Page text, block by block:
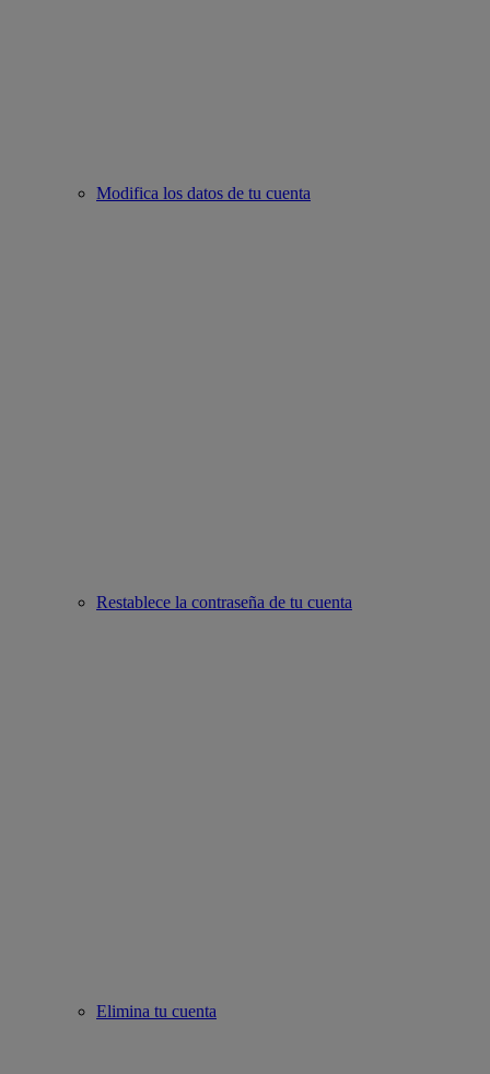
Modifica los datos de tu cuenta
Restablece la contraseña de tu cuenta
Elimina tu cuenta